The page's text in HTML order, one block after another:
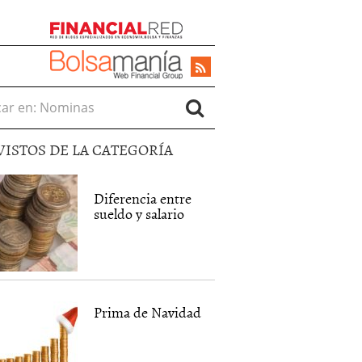
en:
DE LA CATEGORÍA
Diferencia entre
sueldo y salario
Prima de Navidad